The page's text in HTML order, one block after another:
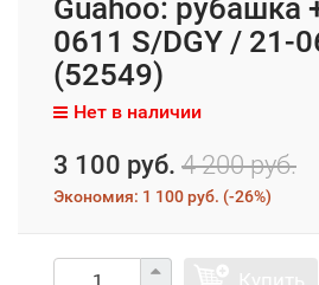
Guahoo: рубашка
0611 S/DGY / 21-
(52549)
Нет в наличии
3 100 руб. 4 200 руб.
Экономия: 1 100 руб. (-26%)